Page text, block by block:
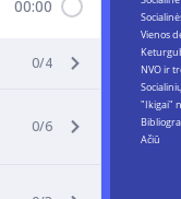
00:00
0/4
0/6